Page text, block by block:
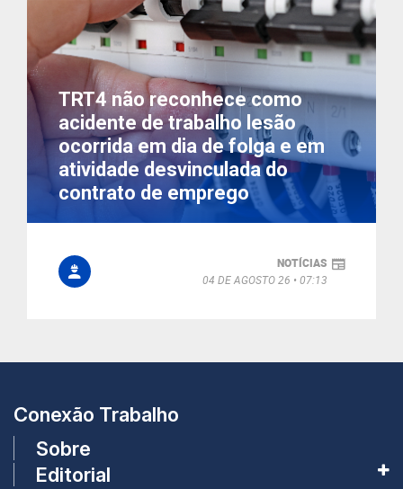
TRT4 não reconhece como
acidente de trabalho lesão
ocorrida em dia de folga e em
atividade desvinculada do
contrato de emprego
NOTÍCIAS
04 DE AGOSTO 26
07:13
Conexão Trabalho
Sobre
Editorial